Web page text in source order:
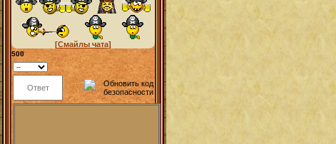
[Смайлы чата]
500